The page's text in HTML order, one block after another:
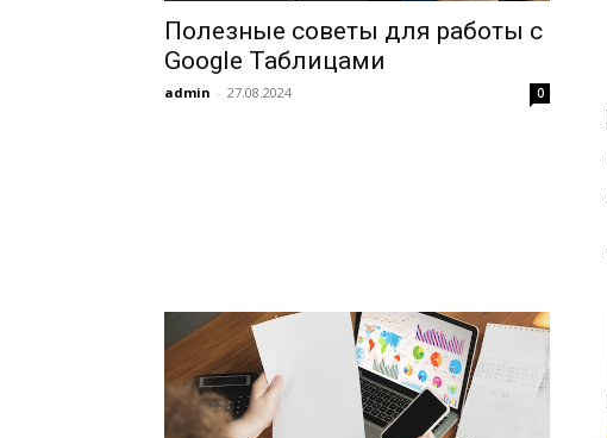
Полезные советы для работы с
Google Таблицами
admin - 27.08.2024
0